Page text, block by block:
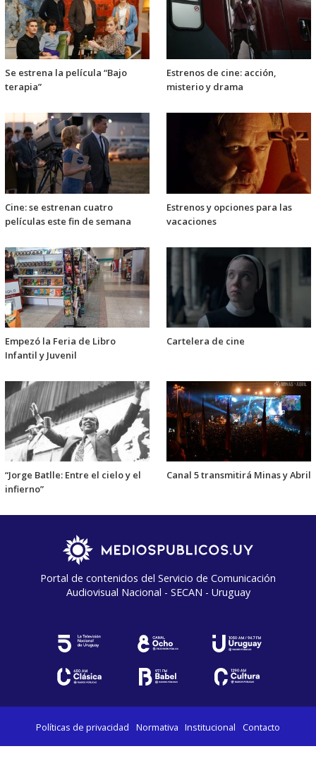
Se estrena la película “Bajo
terapia”
Estrenos de cine: acción,
misterio y drama
Cine: se estrenan cuatro
películas este fin de semana
Estrenos y opciones para las
vacaciones
Empezó la Feria de Libro
Infantil y Juvenil
Cartelera de cine
“Jorge Batlle: Entre el cielo y el
infierno”
Canal 5 transmitirá Minas y Abril
Portal de contenidos del Servicio de Comunicación
Audiovisual Nacional - SECAN - Uruguay
Políticas de privacidad Normativa Institucional Contacto